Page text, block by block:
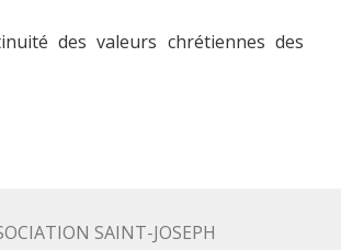
des valeurs chrétiennes des
SAINT-JOSEPH